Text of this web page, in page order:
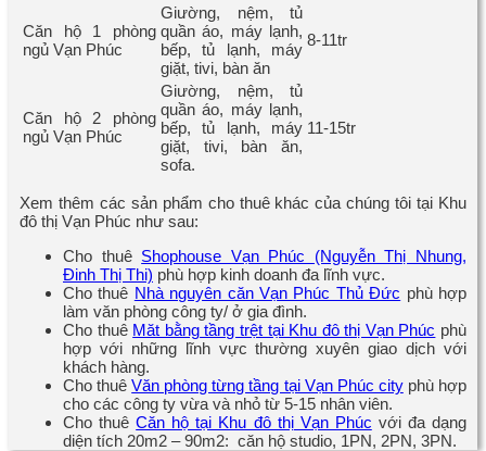
Căn hộ 1 phòng
ngủ Vạn Phúc
Giường, nệm, tủ
quần áo, máy lạnh,
bếp, tủ lạnh, máy
giặt, tivi, bàn ăn
8-11tr
Căn hộ 2 phòng
ngủ Vạn Phúc
Giường, nệm, tủ
quần áo, máy lạnh,
bếp, tủ lạnh, máy
giặt, tivi, bàn ăn,
sofa.
11-15tr
Xem thêm các sản phẩm cho thuê khác của chúng tôi tại Khu
đô thị Vạn Phúc như sau:
Cho thuê Shophouse Vạn Phúc (Nguyễn Thị Nhung,
Đinh Thị Thi) phù hợp kinh doanh đa lĩnh vực.
Cho thuê Nhà nguyên căn Vạn Phúc Thủ Đức phù hợp
làm văn phòng công ty/ ở gia đình.
Cho thuê Măt bằng tầng trệt tại Khu đô thị Vạn Phúc phù
hợp với những lĩnh vực thường xuyên giao dịch với
khách hàng.
Cho thuêVăn phòng từng tầng tại Vạn Phúc cityphù hợp
cho các công ty vừa và nhỏ từ 5-15 nhân viên.
Cho thuêCăn hộ tại Khu đô thị Vạn Phúc với đa dạng
diện tích 20m2 – 90m2: căn hộ studio, 1PN, 2PN, 3PN.